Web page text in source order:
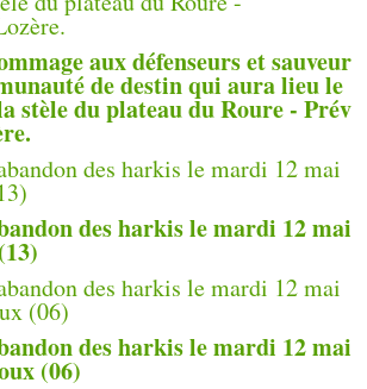
aux défenseurs et sauveur
de destin qui aura lieu le
stèle du plateau du Roure - Prév
des harkis le mardi 12 mai
des harkis le mardi 12 mai
(06)